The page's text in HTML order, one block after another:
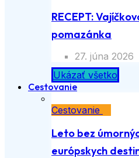
RECEPT:
pomazánka
27. júna 2026
Ukázať všetko
Cestovanie
Cestovanie
Leto bez
európskych